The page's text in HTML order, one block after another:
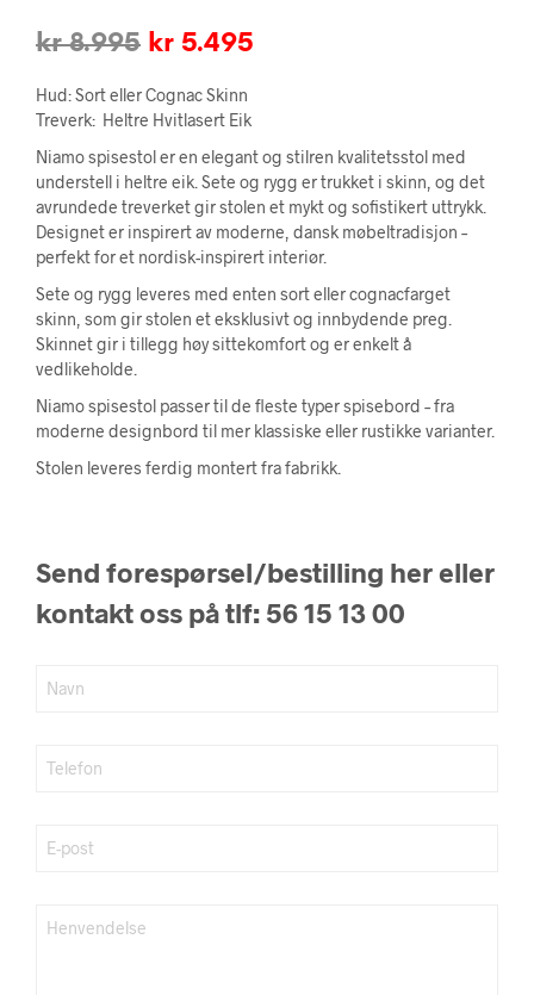
kr8.995 Opprinnelig
pris
var:
kr 8.995.
kr 5.495
kr 5.495.
Hud: Sort eller Cognac Skinn
Treverk: Heltre Hvitlasert Eik
Niamo spisestol er en elegant og stilren kvalitetsstol med
understell i heltre eik. Sete og rygg er trukket i skinn, og det
avrundede treverket gir stolen et mykt og sofistikert uttrykk.
Designet er inspirert av moderne, dansk møbeltradisjon –
perfekt for et nordisk-inspirert interiør.
Sete og rygg leveres med enten sort eller cognacfarget
skinn, som gir stolen et eksklusivt og innbydende preg.
Skinnet gir i tillegg høy sittekomfort og er enkelt å
vedlikeholde.
Niamo spisestol passer til de fleste typer spisebord – fra
moderne designbord til mer klassiske eller rustikke varianter.
Stolen leveres ferdig montert fra fabrikk.
Send forespørsel/bestilling her eller
kontakt oss på tlf: 56 15 13 00